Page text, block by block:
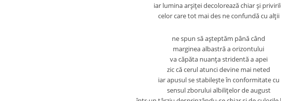
iar lumina arşiţei decolorează chiar şi
celor care tot mai des ne confundă cu alţii
ne spun să aşteptăm până când
marginea albastră a orizontului
va căpăta nuanţa stridentă a apei
zic că cerul atunci devine mai neted
iar apusul se stabileşte în conformitate cu
sensul zborului albiliţelor de august